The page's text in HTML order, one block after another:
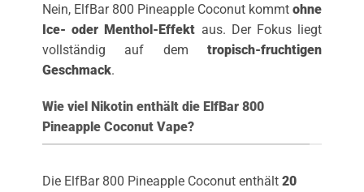
Nein, ElfBar 800 Pineapple Coconut kommtohne
Ice- oder Menthol-Effekt aus. Der Fokus liegt
vollständig auf demtropisch-fruchtigen
Geschmack.
Wie viel Nikotin enthält die ElfBar 800
Pineapple Coconut Vape?
Die ElfBar 800 Pineapple Coconut enthält 20